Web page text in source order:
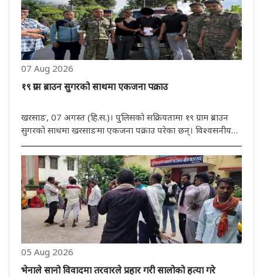
07 Aug 2026
१९ ग्राम ब्राउन सुगरको साथमा एकजना पक्राउ
खरसाङ, 07 अगस्त (हि.स.)। पुलिसको सक्रियतामा १९ ग्राम ब्राउन
सुगरको साथमा खरसाङमा एकजना पक्राउ परेका छन्। विश्वसनीय
खरसाङ बाइपास रोड क्षेत्रबाट एक व्यक्तिलाई पक्राउ गरेको छ।
खोजीको क्रममा ..
05 Aug 2026
भेनाले सानो विवादमा तरवारले प्रहार गरी सालोको हत्या गरे